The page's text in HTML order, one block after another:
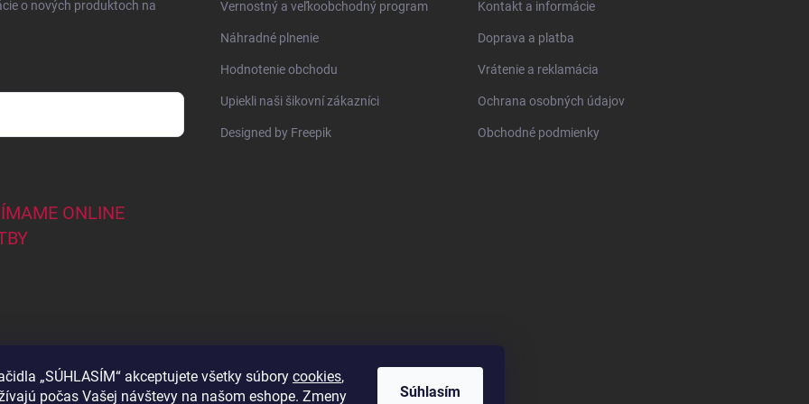
„SÚHLASÍM“ akceptujete všetky súbory cookies,
počas Vašej návštevy na našom eshope. Zmeny
Súhlasím
o nových produktoch na
Vernostný a veľkoobchodný program
Náhradné plnenie
Hodnotenie obchodu
Upiekli naši šikovní zákazníci
Designed by Freepik
Kontakt a informácie
Doprava a platba
Vrátenie a reklamácia
Ochrana osobných údajov
Obchodné podmienky
ONLINE